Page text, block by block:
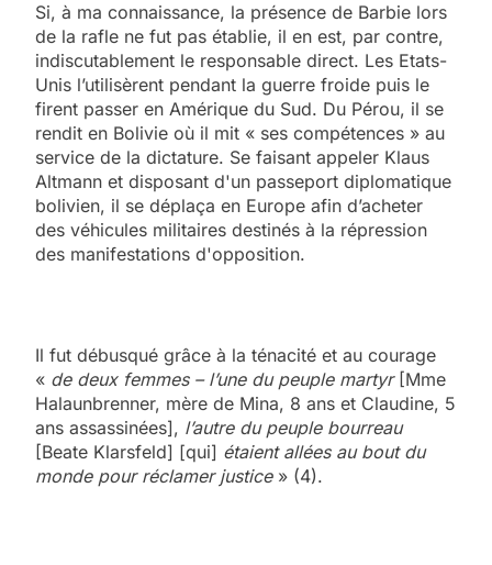
Si, à ma connaissance, la présence de Barbie lors
de la rafle ne fut pas établie, il en est, par contre,
indiscutablement le responsable direct. Les Etats-
Unis l’utilisèrent pendant la guerre froide puis le
firent passer en Amérique du Sud. Du Pérou, il se
rendit en Bolivie où il mit « ses compétences » au
service de la dictature. Se faisant appeler Klaus
Altmann et disposant d'un passeport diplomatique
bolivien, il se déplaça en Europe afin d’acheter
des véhicules militaires destinés à la répression
des manifestations d'opposition.
Il fut débusqué grâce à la ténacité et au courage
« de deux femmes – l’une du peuple martyr [Mme
Halaunbrenner, mère de Mina, 8 ans et Claudine, 5
ans assassinées], l’autre du peuple bourreau
[Beate Klarsfeld] [qui] étaient allées au bout du
monde pour réclamer justice» (4).